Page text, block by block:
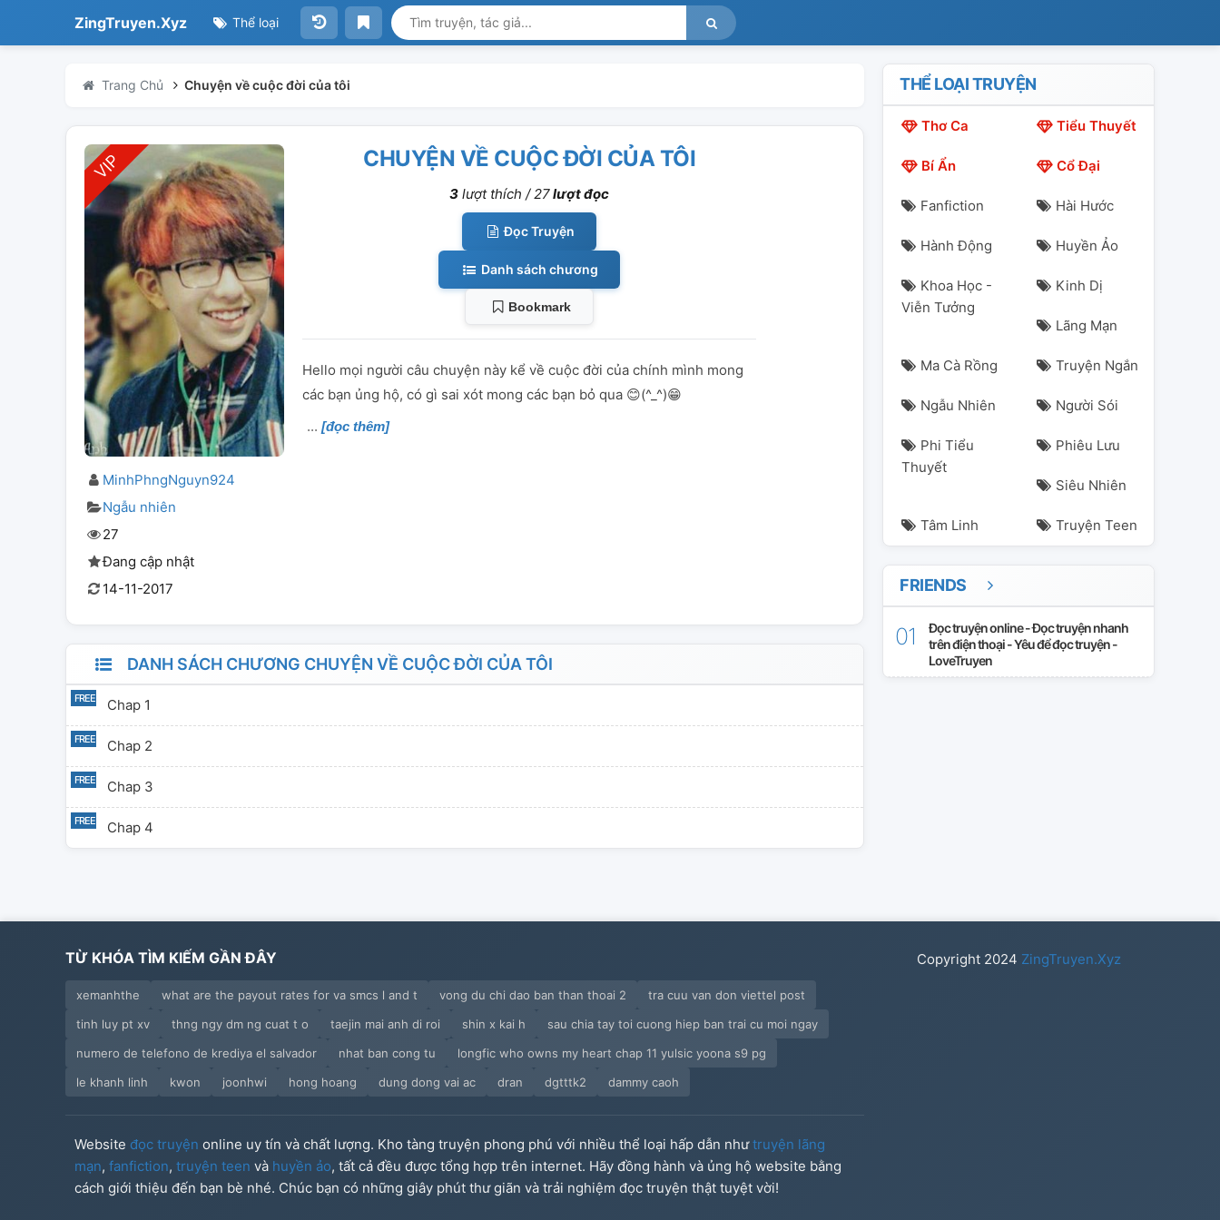
ZingTruyen.Xyz Thể loại
Trang Chủ Chuyện về cuộc đời của tôi
MinhPhngNguyn924
Ngẫu nhiên
27
Đang cập nhật
14-11-2017
CHUYỆN VỀ CUỘC ĐỜI CỦA TÔI
3 lượt thích /27lượt đọc
Đọc Truyện
Danh sách chương
Bookmark
Hello mọi người câu chuyện này kể về cuộc đời của chính mình mong
các bạn ủng hộ, có gì sai xót mong các bạn bỏ qua 😊(^_^)😁
[đọc thêm]
DANH SÁCH CHƯƠNG CHUYỆN VỀ CUỘC ĐỜI CỦA TÔI
Chap 1
Chap 2
Chap 3
Chap 4
THỂ LOẠI TRUYỆN
Thơ Ca Tiểu Thuyết
Bí Ẩn Cổ Đại
Fanfiction Hài Hước
Hành Động Huyền Ảo
Khoa Học -
Viễn Tưởng
Kinh Dị
Lãng Mạn
Ma Cà Rồng Truyện Ngắn
Ngẫu Nhiên Người Sói
Phi Tiểu
Thuyết
Phiêu Lưu
Siêu Nhiên
Tâm Linh Truyện Teen
FRIENDS
Đọc truyện online - Đọc truyện nhanh
trên điện thoại - Yêu để đọc truyện -
LoveTruyen
TỪ KHÓA TÌM KIẾM GẦN ĐÂY
xemanhthe what are the payout rates for va smcs l and t vong du chi dao ban than thoai 2
tra cuu van don viettel post
tinh luy pt xv
thng ngy dm ng cuat t o taejin mai anh di roi shin x kai h
sau chia tay toi cuong hiep ban trai cu moi ngay
numero de telefono de krediya el salvador
nhat ban cong tu
longfic who owns my heart chap 11 yulsic yoona s9 pg
le khanh linh
kwon joonhwi hong hoang dung dong vai ac dran dgtttk2 dammy caoh
Website đọc truyện online uy tín và chất lượng. Kho tàng truyện phong phú với nhiều thể loại hấp dẫn nhưtruyện lãng
mạn, fanfiction, truyện teen và huyền ảo, tất cả đều được tổng hợp trên internet. Hãy đồng hành và ủng hộ website bằng
cách giới thiệu đến bạn bè nhé. Chúc bạn có những giây phút thư giãn và trải nghiệm đọc truyện thật tuyệt vời!
Copyright 2024 ZingTruyen.Xyz